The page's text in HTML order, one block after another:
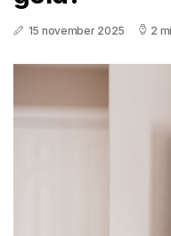
15 november 2025 2